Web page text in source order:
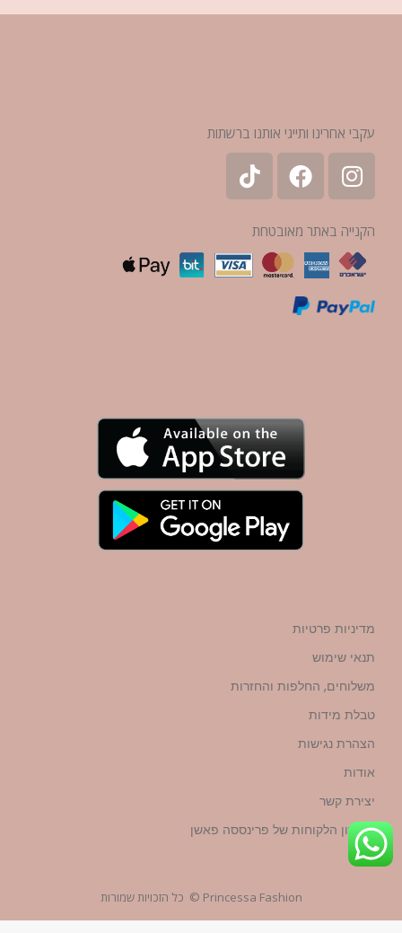
עקבי אחרינו ותייגי אותנו ברשתות
הקנייה באתר מאובטחת
מדיניות פרטיות
תנאי שימוש
משלוחים, החלפות והחזרות
טבלת מידות
הצהרת נגישות
אודות
יצירת קשר
מועדון הלקוחות של פרינססה פאשן